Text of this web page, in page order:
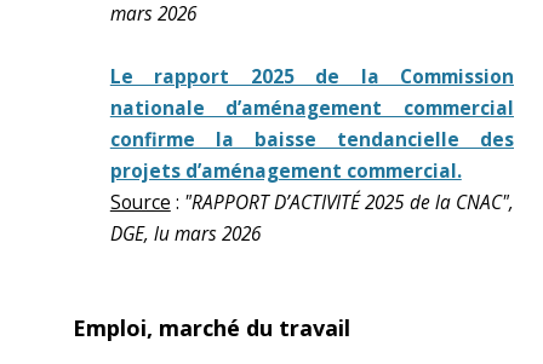
mars 2026
Le rapport 2025 de la Commission
nationale d’aménagement commercial
confirme la baisse tendancielle des
projets d’aménagement commercial.
Source : "RAPPORT D’ACTIVITÉ 2025 de la CNAC",
DGE, lu mars 2026
Emploi, marché du travail